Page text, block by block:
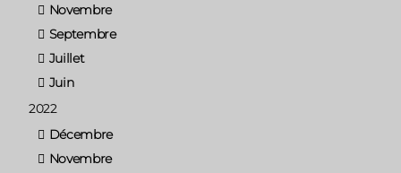
Novembre
Septembre
Juillet
Juin
2022
Décembre
Novembre